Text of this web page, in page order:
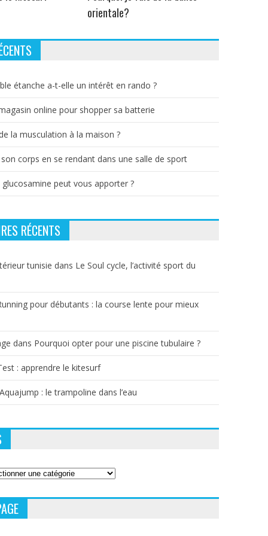
orientale?
étanche a-t-elle un intérêt en rando ?
online pour shopper sa batterie
la musculation à la maison ?
corps en se rendant dans une salle de sport
glucosamine peut vous apporter ?
RÉCENTS
tunisie dans Le Soul cycle, l’activité sport du
pour débutants : la course lente pour mieux
dans Pourquoi opter pour une piscine tubulaire ?
: apprendre le kitesurf
: le trampoline dans l’eau